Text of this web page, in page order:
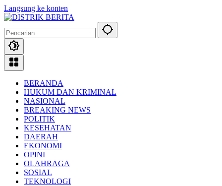
Langsung ke konten
BERANDA
HUKUM DAN KRIMINAL
NASIONAL
BREAKING NEWS
POLITIK
KESEHATAN
DAERAH
EKONOMI
OPINI
OLAHRAGA
SOSIAL
TEKNOLOGI